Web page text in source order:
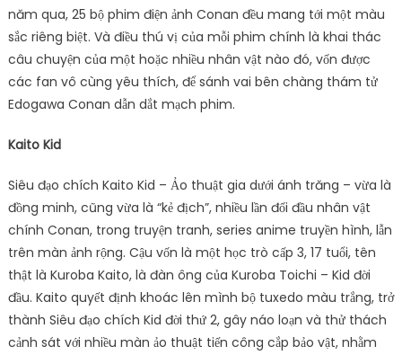
năm qua, 25 bộ phim điện ảnh Conan đều mang tới một màu
sắc riêng biệt. Và điều thú vị của mỗi phim chính là khai thác
câu chuyện của một hoặc nhiều nhân vật nào đó, vốn được
các fan vô cùng yêu thích, để sánh vai bên chàng thám tử
Edogawa Conan dẫn dắt mạch phim.
Kaito Kid
Siêu đạo chích Kaito Kid – Ảo thuật gia dưới ánh trăng – vừa là
đồng minh, cũng vừa là “kẻ địch”, nhiều lần đối đầu nhân vật
chính Conan, trong truyện tranh, series anime truyền hình, lẫn
trên màn ảnh rộng. Cậu vốn là một học trò cấp 3, 17 tuổi, tên
thật là Kuroba Kaito, là đàn ông của Kuroba Toichi – Kid đời
đầu. Kaito quyết định khoác lên mình bộ tuxedo màu trắng, trở
thành Siêu đạo chích Kid đời thứ 2, gây náo loạn và thử thách
cảnh sát với nhiều màn ảo thuật tiến công cắp bảo vật, nhằm